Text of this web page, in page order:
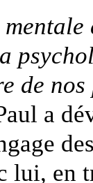
de
a
lui, en